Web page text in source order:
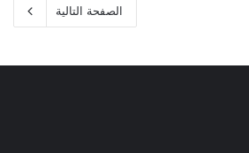
الصفحة التالية